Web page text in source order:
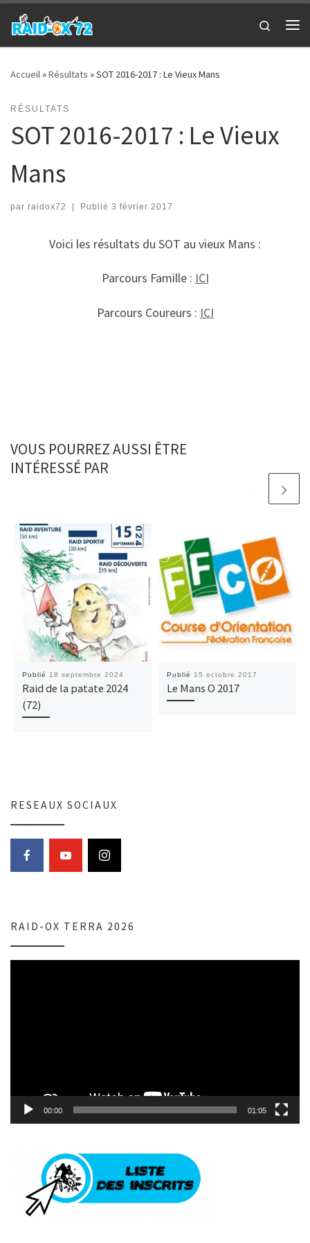
Passer au contenu
Search
Accueil»Résultats »SOT 2016-2017 : Le Vieux Mans
RÉSULTATS
SOT 2016-2017 : Le Vieux
Mans
par raidox72 | Publié 3 février 2017
Voici les résultats du SOT au vieux Mans :
Parcours Famille : ICI
Parcours Coureurs : ICI
VOUS POURREZ AUSSI ÊTRE
INTÉRESSÉ PAR
Publié 18 septembre 2024
Raid de la patate 2024
(72)
Publié 15 octobre 2017
Le Mans O 2017
RESEAUX SOCIAUX
RAID-OX TERRA 2026
00:00 01:05